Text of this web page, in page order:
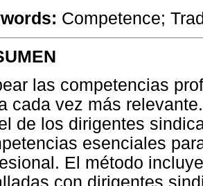
Competence;
las competencias
cada vez más
de los dirigentes
esenciales
El método